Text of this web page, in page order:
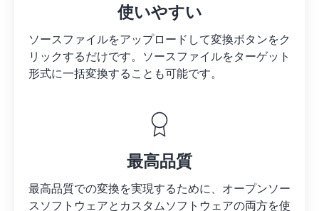
使いやすい
ソースファイルをアップロードして変換ボタンをク
リックするだけです。 ソースファイルをターゲット
形式に一括変換することも可能です。
最高品質
最高品質での変換を実現するために、オープンソー
スソフトウェアとカスタムソフトウェアの両方を使